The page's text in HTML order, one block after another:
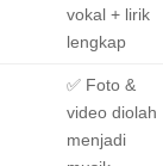
vokal + lirik
lengkap
✅ Foto &
video diolah
menjadi